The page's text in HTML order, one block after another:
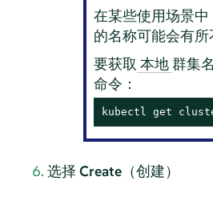
在某些使用场景中
的名称可能会有所
要获取 本地群集
命令：
kubectl get
选择 Create（创建）